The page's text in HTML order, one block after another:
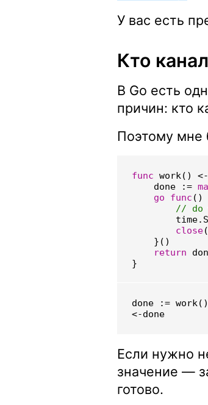
У вас есть
Кто
В Go есть
причин: кто
Поэтому мне
func work() <-
done
:=
go
func ()
time.
close(
}()
return
}
done := work()
<-done
Если нужно
значение —
готово.